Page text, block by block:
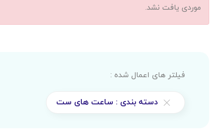
موردی یافت نشد.
فیلتر های اعمال شده :
دسته بندی : ساعت های ست